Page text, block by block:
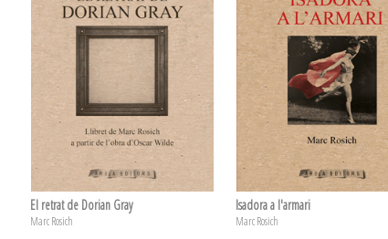
El retrat de Dorian Gray
Marc Rosich
Isadora a l'armari
Marc Rosich